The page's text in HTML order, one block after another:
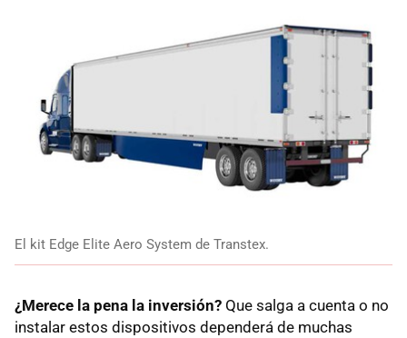
El kit Edge Elite Aero System de Transtex.
¿Merece la pena la inversión? Que salga a cuenta o no
instalar estos dispositivos dependerá de muchas